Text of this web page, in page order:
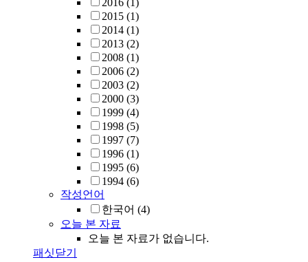
2016 (1)
2015 (1)
2014 (1)
2013 (2)
2008 (1)
2006 (2)
2003 (2)
2000 (3)
1999 (4)
1998 (5)
1997 (7)
1996 (1)
1995 (6)
1994 (6)
작성언어
한국어 (4)
오늘 본 자료
오늘 본 자료가 없습니다.
패싯닫기